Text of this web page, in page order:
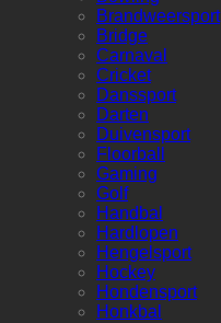
Brandweersport
Bridge
Carnaval
Cricket
Danssport
Darten
Duivensport
Floorball
Gaming
Golf
Handbal
Hardlopen
Hengelsport
Hockey
Hondensport
Honkbal